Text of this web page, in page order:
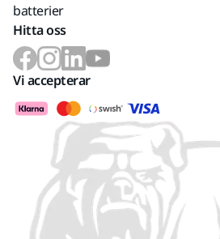
batterier
Hitta oss
Vi accepterar